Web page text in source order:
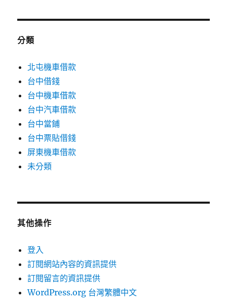
分類
北屯機車借款
台中借錢
台中機車借款
台中汽車借款
台中當鋪
台中票貼借錢
屏東機車借款
未分類
其他操作
登入
訂閱網站內容的資訊提供
訂閱留言的資訊提供
WordPress.org 台灣繁體中文